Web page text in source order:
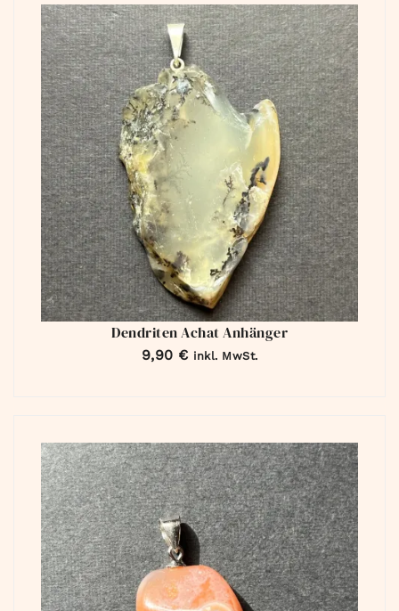
Dendriten Achat Anhänger
9,90 € inkl. MwSt.